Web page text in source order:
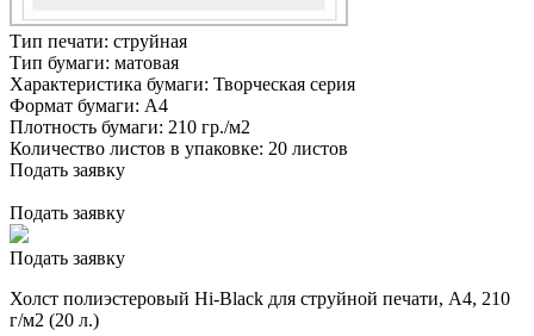
Тип печати: струйная
Тип бумаги: матовая
Характеристика бумаги: Творческая серия
Формат бумаги: А4
Плотность бумаги: 210 гр./м2
Количество листов в упаковке: 20 листов
Подать заявку
Подать заявку
Подать заявку
Холст полиэстеровый Hi-Black для струйной печати, А4, 210
г/м2 (20 л.)